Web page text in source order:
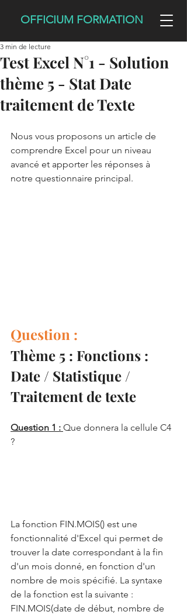
OFFICIUM FORMATION
Test Excel N°1 - Solution
thème 5 - Stat Date
traitement de Texte
3 min de lecture
Nous vous proposons un article de
comprendre Excel pour un niveau
avancé et apporter les réponses à
notre questionnaire principal.
Question :
Thème 5 : Fonctions :
Date / Statistique /
Traitement de texte
Question 1 : Que donnera la cellule C4
?
La fonction FIN.MOIS() est une
fonctionnalité d'Excel qui permet de
trouver la date correspondant à la fin
d'un mois donné, en fonction d'un
nombre de mois spécifié. La syntaxe
de la fonction est la suivante :
FIN.MOIS(date de début, nombre de